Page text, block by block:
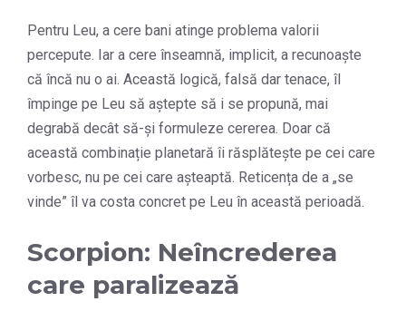
Pentru Leu, a cere bani atinge problema valorii
percepute. Iar a cere înseamnă, implicit, a recunoaște
că încă nu o ai. Această logică, falsă dar tenace, îl
împinge pe Leu să aștepte să i se propună, mai
degrabă decât să-și formuleze cererea. Doar că
această combinație planetară îi răsplătește pe cei care
vorbesc, nu pe cei care așteaptă. Reticența de a „se
vinde” îl va costa concret pe Leu în această perioadă.
Scorpion: Neîncrederea
care paralizează